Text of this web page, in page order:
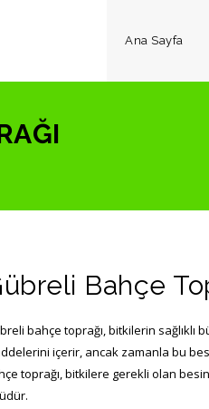
Ana Sayfa
Bahçe
bahçe toprağı, bitkilerin sağlıklı
içerir, ancak zamanla bu
toprağı, bitkilere gerekli olan